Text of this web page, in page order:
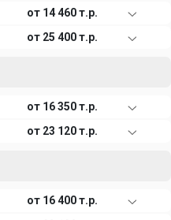
от 14 460 т.р.
от 25 400 т.р.
от 16 350 т.р.
от 23 120 т.р.
от 16 400 т.р.